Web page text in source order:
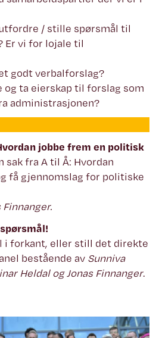
/ stille spørsmål til
Er vi for lojale til
godt verbalforslag?
og ta eierskap til forslag som
administrasjonen?
jobbe frem en politisk
sak fra A til Å: Hvordan
få gjennomslag for politiske
i forkant, eller still det direkte
bestående av Sunniva
Heldal og Jonas Finnanger.